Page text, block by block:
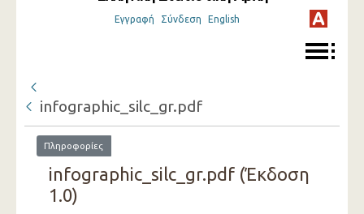
Εγγραφή Σύνδεση English
infographic_silc_gr.pdf
Πληροφορίες
infographic_silc_gr.pdf (Έκδοση
1.0)